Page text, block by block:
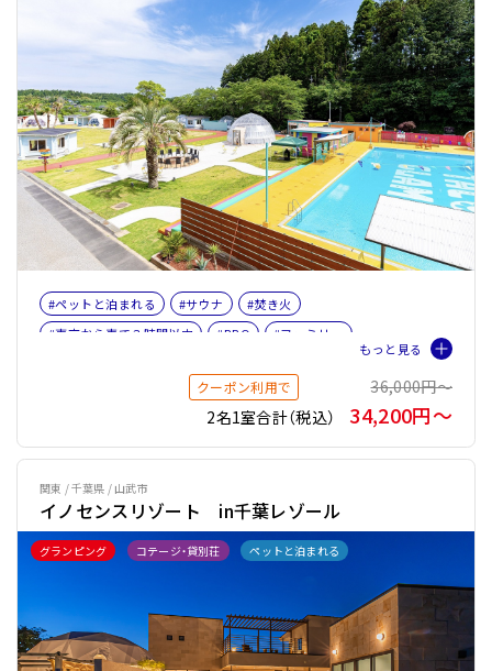
#ペットと泊まれる #サウナ
#焚き火
#東京から車で３時間以内
#BBQ
#ファミリー
クーポン利用で
36,000円〜
2名1室合計（税込）
34,200円〜
グランピング コテージ・貸別荘 ペットと泊まれる
関東 / 千葉県 / 山武市
イノセンスリゾート in千葉レゾール